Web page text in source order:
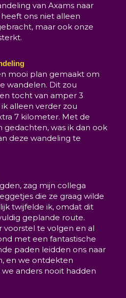
van Axams naar
ons niet alleen
maar ook onze
mooi plan gemaakt om
wandelen. Dit zou
tocht van amper 3
alleen verder zou
7 kilometer. Met de
gedachten, was ik dan ook
deze wandeling te
zag mijn collega
die ze graag wilde
twijfelde ik, omdat dit
geplande route.
voorstel te volgen en al
met een fantastische
paden leidden ons naar
en we ontdekten
anders nooit hadden